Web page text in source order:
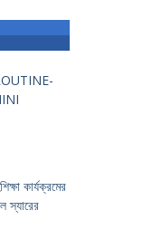
কার্যক্রমের
স্যারের